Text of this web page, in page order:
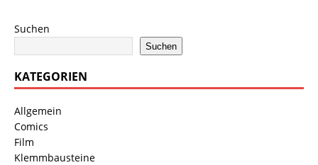
Suchen
Suchen
KATEGORIEN
Allgemein
Comics
Film
Klemmbausteine